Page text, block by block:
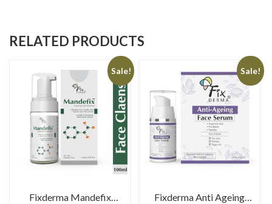
RELATED PRODUCTS
Sale!
Fixderma Mandefix
Sale!
Fixderma Anti Ageing